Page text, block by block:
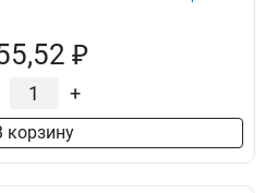
₽
+
корзину